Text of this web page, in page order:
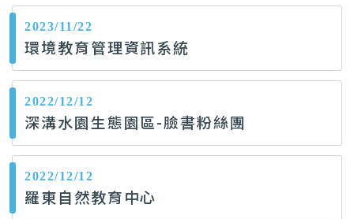
2023/11/22
環境教育管理資訊系統
2022/12/12
深溝水園生態園區-臉書粉絲團
2022/12/12
羅東自然教育中心